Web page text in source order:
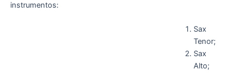
instrumentos:
Sax
Tenor;
Sax
Alto;